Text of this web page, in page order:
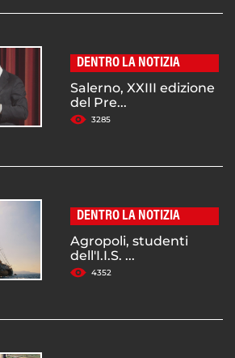
DENTRO LA NOTIZIA
Salerno, XXIII edizione
del Pre...
3285
DENTRO LA NOTIZIA
Agropoli, studenti
dell'I.I.S. ...
4352